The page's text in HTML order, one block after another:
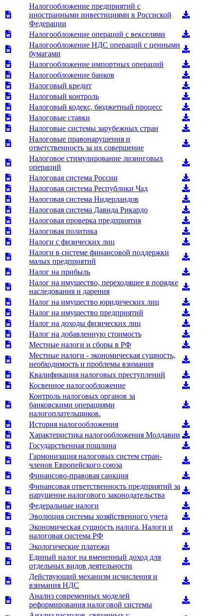
Налогообложение предприятий с
иностранными инвестициями в Россиской
Федерации
Налогообложение операций с векселями
Налогообложение НДС операций с ценными
бумагами
Налогообложение импортных операций
Налогообложение банков
Налоговый кредит
Налоговый контроль
Налоговый кодекс, бюджетный процесс
Налоговые ставки
Налоговые системы зарубежных стран
Налоговые правонарушения и
ответственность за их совершение
Налоговое стимулирование лизинговых
операций
Налоговая система России
Налоговая система Республики Чад
Налоговая система Нидерландов
Налоговая система Давида Рикардо
Налоговая проверка предприятия
Налоговая политика
Налоги с физических лиц
Налоги в системе финансовой поддержки
малых предприятий
Налог на прибыль
Налог на имущество, переходящее в порядке
наследования и дарения
Налог на имущество юридических лиц
Налог на имущество предприятий
Налог на доходы физических лиц
Налог на добавленную стоимость
Местные налоги и сборы в РФ
Местные налоги - экономическая сущность,
необходимость и проблемы взимания
Квалификация налоговых преступлений
Косвенное налогообложение
Контроль налоговых органов за
банковскими операциями
налогоплательщиков.
История налогообложения
Характеристика налогообложения Молдавии
Государственная пошлина
Гармонизация налоговых систем стран-
членов Европейского союза
Финансово-правовая санкция
Финансовая ответственность предприятий за
нарушение налогового законодательства
Федеральные налоги
Эволюция системы хозяйственного учета
Экономическая сущность налога. Налоги и
налоговая система РФ
Экологические платежи
Единый налог на вмененный доход для
отдельных видов деятельности
Действующий механизм исчисления и
взимания НДС
Анализ современных моделей
реформирования налоговой системы